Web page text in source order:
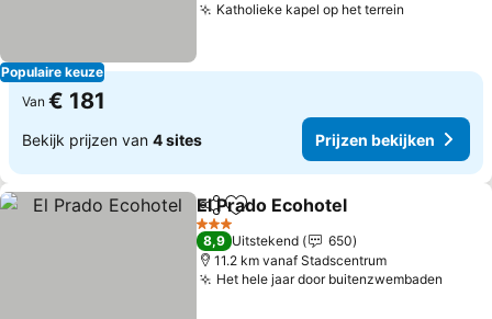
Populaire keuze
Katholieke kapel op het terrein
Van € 181
Bekijk prijzen van 4 sites Prijzen bekijken
DelenToevoegen aan favorieten
El Prado Ecohotel
3 Sterren
8,9 Uitstekend
650
11.2 km vanaf Stadscentrum
Het hele jaar door buitenzwembaden